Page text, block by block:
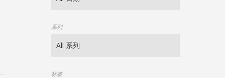
系列
标签